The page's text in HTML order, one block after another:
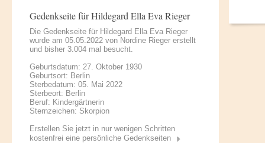
Gedenkseite für Hildegard Ella Eva Rieger
Die Gedenkseite für Hildegard Ella Eva Rieger
wurde am 05.05.2022 von Nordine Rieger erstellt
und bisher 3.004 mal besucht.
Geburtsdatum: 27. Oktober 1930
Geburtsort: Berlin
Sterbedatum: 05. Mai 2022
Sterbeort: Berlin
Beruf: Kindergärtnerin
Sternzeichen: Skorpion
Erstellen Sie jetzt in nur wenigen Schritten
kostenfrei eine persönliche Gedenkseiten